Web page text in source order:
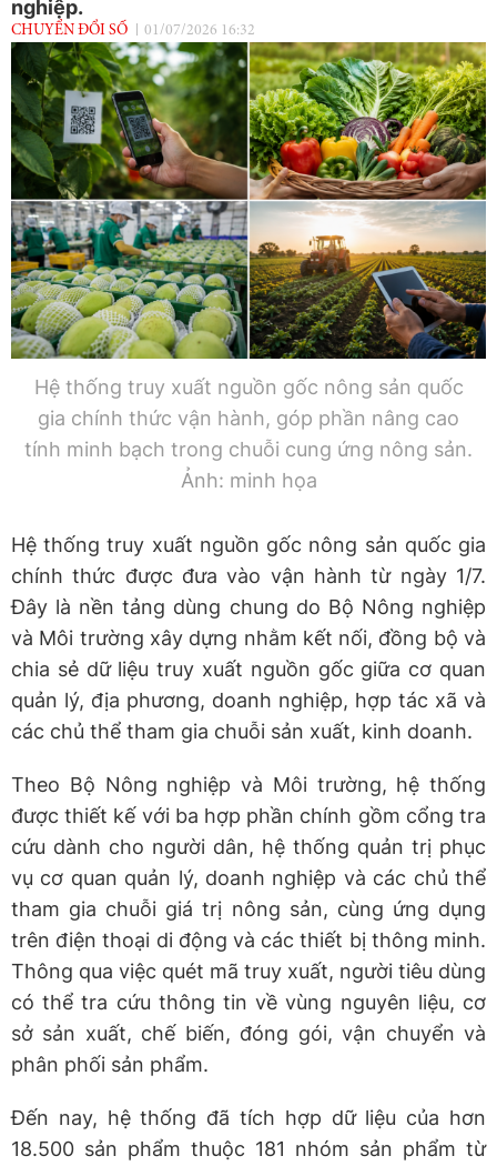
nghiệp.
CHUYỂN ĐỔI SỐ 01/07/2026 16:32
Hệ thống truy xuất nguồn gốc nông sản quốc
gia chính thức vận hành, góp phần nâng cao
tính minh bạch trong chuỗi cung ứng nông sản.
Ảnh: minh họa
Hệ thống truy xuất nguồn gốc nông sản quốc gia
chính thức được đưa vào vận hành từ ngày 1/7.
Đây là nền tảng dùng chung do Bộ Nông nghiệp
và Môi trường xây dựng nhằm kết nối, đồng bộ và
chia sẻ dữ liệu truy xuất nguồn gốc giữa cơ quan
quản lý, địa phương, doanh nghiệp, hợp tác xã và
các chủ thể tham gia chuỗi sản xuất, kinh doanh.
Theo Bộ Nông nghiệp và Môi trường, hệ thống
được thiết kế với ba hợp phần chính gồm cổng tra
cứu dành cho người dân, hệ thống quản trị phục
vụ cơ quan quản lý, doanh nghiệp và các chủ thể
tham gia chuỗi giá trị nông sản, cùng ứng dụng
trên điện thoại di động và các thiết bị thông minh.
Thông qua việc quét mã truy xuất, người tiêu dùng
có thể tra cứu thông tin về vùng nguyên liệu, cơ
sở sản xuất, chế biến, đóng gói, vận chuyển và
phân phối sản phẩm.
Đến nay, hệ thống đã tích hợp dữ liệu của hơn
18.500 sản phẩm thuộc 181 nhóm sản phẩm từ